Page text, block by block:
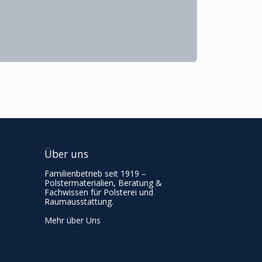
Über uns
Familienbetrieb seit 1919 –
Polstermaterialien, Beratung &
Fachwissen für Polsterei und
Raumausstattung.
Mehr über Uns